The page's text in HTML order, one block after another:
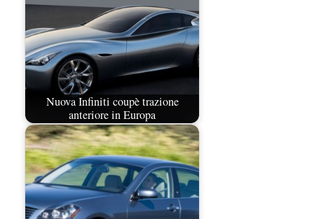
Nuova Infiniti coupè trazione
anteriore in Europa